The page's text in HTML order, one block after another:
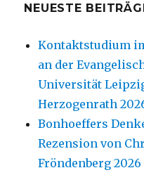
NEUESTE
Kontaktstudium
an der
Universität
Herzogenrath
Bonhoeffers
Rezension von
Fröndenberg 2026